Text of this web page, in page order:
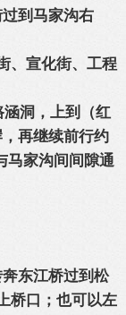
到马家沟右
、宣化街、工程
洞，上到（红
再继续前行约
马家沟间间隙通
东江桥过到松
桥口；也可以左